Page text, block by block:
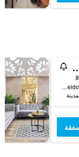
بيتش
Poseidon Ave, po Box, 62654, بافوس, قبرص